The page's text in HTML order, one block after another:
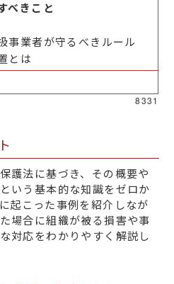
べきこと
事業者が守るべきルール
とは
8331
護法に基づき、その概要や
いう基本的な知識をゼロか
起こった事例を紹介しなが
場合に組織が被る損害や事
対応をわかりやすく解説し